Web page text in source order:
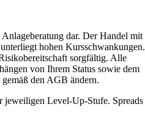
dar. Der Handel mit
hohen Kursschwankungen.
sorgfältig. Alle
von Ihrem Status sowie dem
den AGB ändern.
Level-Up-Stufe. Spreads